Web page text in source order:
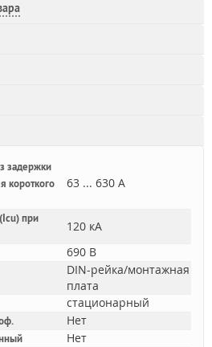
задержки
короткого
63 ... 630 А
при
120 кА
690 В
DIN-рейка/монтажная
плата
стационарный
Нет
Нет